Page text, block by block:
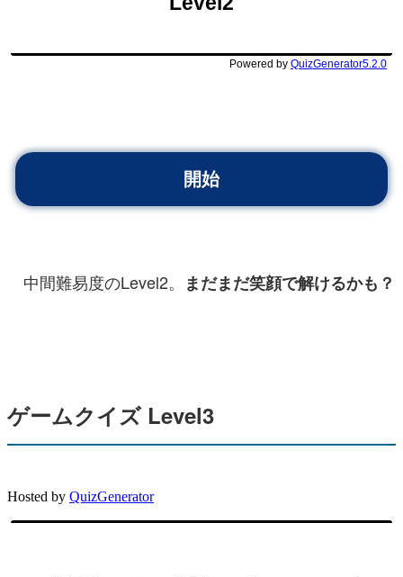
中間難易度のLevel2。 まだまだ笑顔で解けるかも？
ゲームクイズ Level3